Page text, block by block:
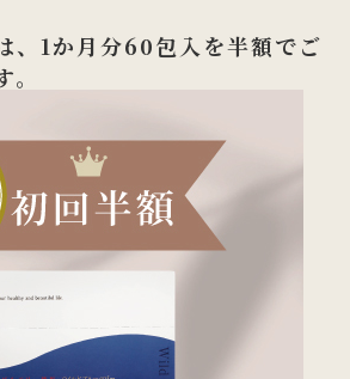
、1か月分60包入を半額でご